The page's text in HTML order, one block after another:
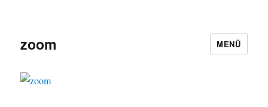
zoom MENÜ